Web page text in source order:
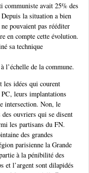
communiste avait 25% des
la situation a bien
pouvaient pas rééditer
en compte cette évolution.
sa technique
l’échelle de la commune.
les idées qui courent
leurs implantations
intersection. Non, le
ouvriers qui se disent
les partisans du FN.
des grandes
parisienne la Grande
à la pénibilité des
et l’argent sont dilapidés